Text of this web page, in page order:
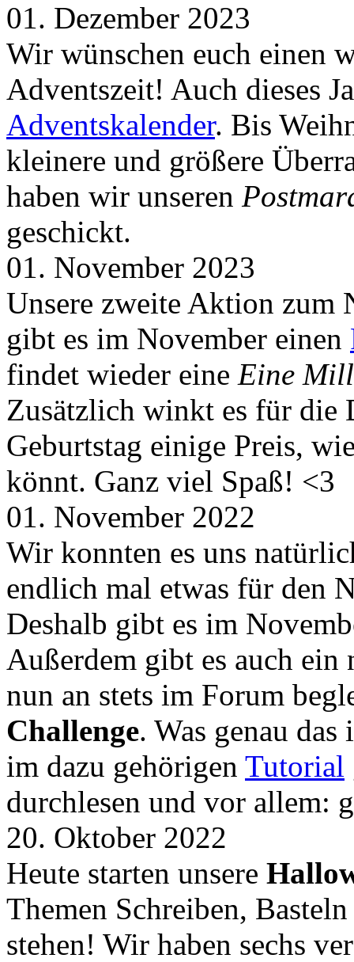
01. Dezember 2023
Wir wünschen euch einen
Adventszeit! Auch dieses
Adventskalender. Bis
kleinere und größere
haben wir unseren
geschickt.
01. November 2023
Unsere zweite Aktion zum
gibt es im November einen
findet wieder eine Eine
Zusätzlich winkt es für die
Geburtstag einige Preis,
könnt. Ganz viel Spaß! <3
01. November 2022
Wir konnten es uns
endlich mal etwas für den
Deshalb gibt es im
Außerdem gibt es auch ein
nun an stets im Forum
Challenge. Was genau
im dazu gehörigen Tutorial
durchlesen und vor allem:
20. Oktober 2022
Heute starten unsere
Themen Schreiben,
stehen! Wir haben sechs